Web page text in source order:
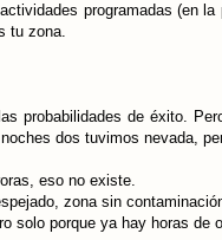
programadas (en la
tu zona.
probabilidades de éxito.
dos tuvimos nevada,
eso no existe.
zona sin
solo porque ya hay horas de